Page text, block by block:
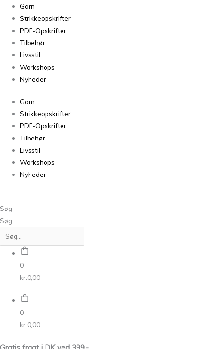
Garn
Strikkeopskrifter
PDF-Opskrifter
Tilbehør
Livsstil
Workshops
Nyheder
Garn
Strikkeopskrifter
PDF-Opskrifter
Tilbehør
Livsstil
Workshops
Nyheder
Søg
Søg
0
kr. 0,00
0
kr. 0,00
Gratis fragt i DK ved 399,-
Mulberry
Powder
antal